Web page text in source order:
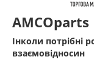
AMCOparts
Інколи потрібні
взаємовідносин